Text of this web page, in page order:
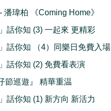
潘瑋柏 《Coming Home》
話你知 (3) 一起來 更精彩
話你知 （4）同樂日免費入場
話你知 (2) 免費看表演
節巡遊』 精華重温
話你知 (1) 新方向 新活力